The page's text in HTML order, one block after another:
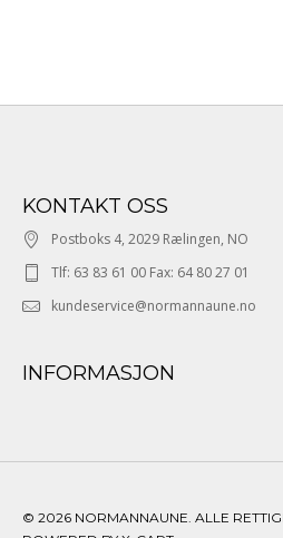
KONTAKT OSS
Postboks 4, 2029 Rælingen, NO
Tlf: 63 83 61 00 Fax: 64 80 27 01
kundeservice@normannaune.no
INFORMASJON
© 2026 NORMANNAUNE. ALLE